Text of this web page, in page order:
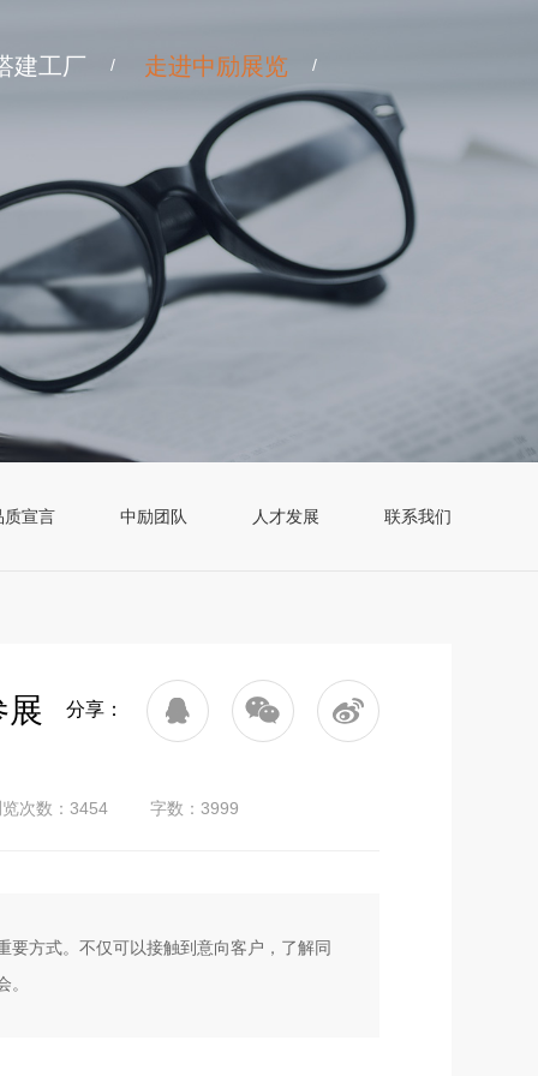
建工厂 / 走进中励展览 /
质宣言 中励团队 人才发展 联系我们
展 分享：
次数：3454 字数：3999
方式。不仅可以接触到意向客户，了解同